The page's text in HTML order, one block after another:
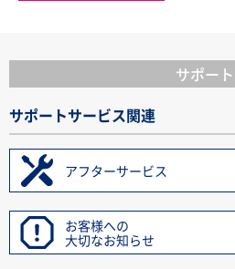
サポート
サポートサービス関連
アフターサービス
お客様への
大切なお知らせ